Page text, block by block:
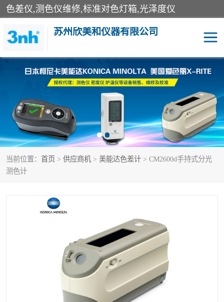
色差仪,测色仪维修,标准对色灯箱,光泽度仪
苏州欣美和仪器有限公司
当前位置： 首页 > 供应商机 > 美能达色差计 > CM2600d手持式分光
测色计
3nh色差仪 色差宝
分光色差仪 DOHO色差仪
美能达色差计 爱色丽测色仪
3nh分光测色仪 非接触式在线测色仪
雾度透过率仪
图像测试卡
美能达色差仪维修
校色仪维修